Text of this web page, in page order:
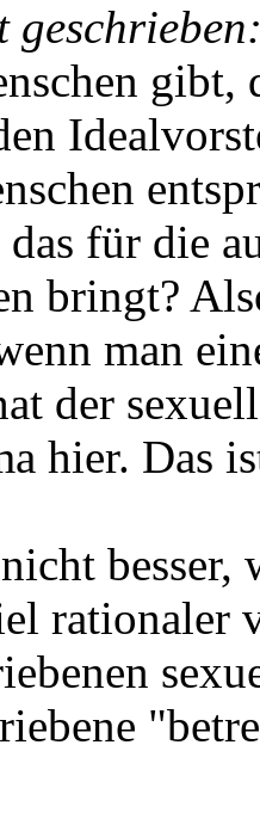
gibt,
für die
bringt?
man
der
hier. Das
besser,
rationaler